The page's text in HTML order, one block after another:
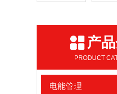
产
PRODUCT
电能管理